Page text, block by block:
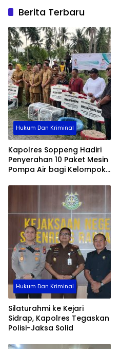
Berita Terbaru
Hukum Dan Kriminal
Kapolres Soppeng Hadiri
Penyerahan 10 Paket Mesin
Pompa Air bagi Kelompok
Hukum Dan Kriminal
Silaturahmi ke Kejari
Sidrap, Kapolres Tegaskan
Polisi-Jaksa Solid